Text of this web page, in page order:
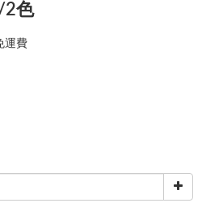
2色
運費